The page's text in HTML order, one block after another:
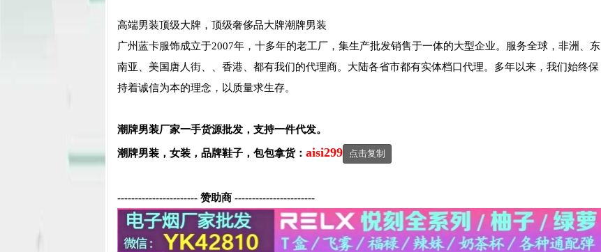
高端男装顶级大牌，顶级奢侈品大牌潮牌男装
广州蓝卡服饰成立于2007年，十多年的老工厂，集生产批发销售于一体的大型企业。服务全球，非洲、东
南亚、美国唐人街、、香港、都有我们的代理商。大陆各省市都有实体档口代理。多年以来，我们始终保
持着诚信为本的理念，以质量求生存。
潮牌男装厂家一手货源批发，支持一件代发。
潮牌男装， 女装，品牌鞋子，包包拿货： aisi299 点击复制
----------------------- 赞助商 -----------------------